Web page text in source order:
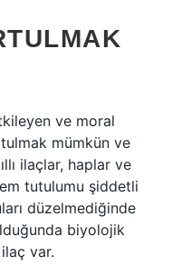
ve moral
mümkün ve
ilaçlar, haplar ve
tutulumu şiddetli
düzelmediğinde
biyolojik
var.